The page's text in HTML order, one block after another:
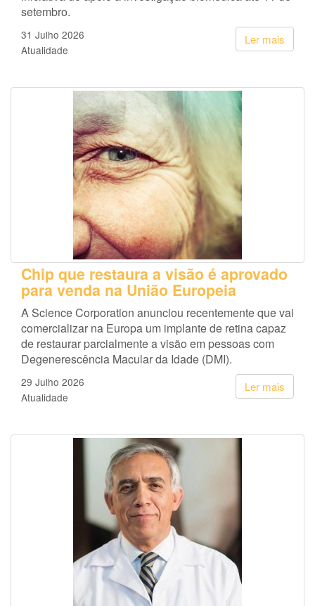
setembro.
Ler mais
31 Julho 2026
Atualidade
Chip que restaura a visão é aprovado
para venda na União Europeia
A Science Corporation anunciou recentemente que vai
comercializar na Europa um implante de retina capaz
de restaurar parcialmente a visão em pessoas com
Degenerescência Macular da Idade (DMI).
Ler mais
29 Julho 2026
Atualidade